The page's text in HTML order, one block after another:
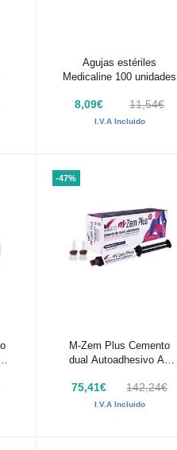
Añadir al carrito
Agujas estériles
Medicaline 100 unidades
8,09€ 11,54€
I.V.A Incluido
-47%
Añadir al carrito
M-Zem Plus Cemento
dual Autoadhesivo A2
75,41€ 142,24€
I.V.A Incluido